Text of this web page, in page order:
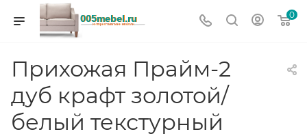
0
Прихожая Прайм-2
дуб крафт золотой/
белый текстурный